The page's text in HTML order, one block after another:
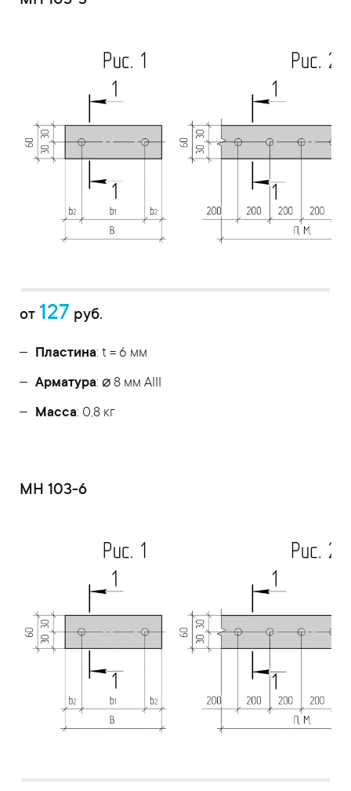
от 127 руб.
Пластина: t = 6 мм
Арматура: ⌀ 8 мм АIII
Масса: 0,8 кг
МН 103-6